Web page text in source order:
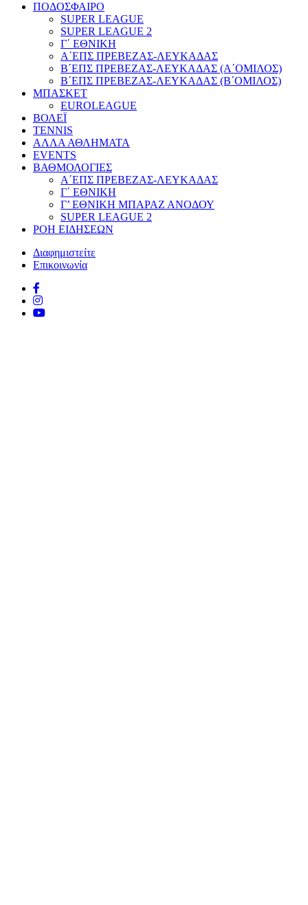
ΠΟΔΟΣΦΑΙΡΟ
SUPER LEAGUE
SUPER LEAGUE 2
Γ΄ ΕΘΝΙΚΗ
Α΄ΕΠΣ ΠΡΕΒΕΖΑΣ-ΛΕΥΚΑΔΑΣ
Β΄ΕΠΣ ΠΡΕΒΕΖΑΣ-ΛΕΥΚΑΔΑΣ (Α΄ΟΜΙΛΟΣ)
Β΄ΕΠΣ ΠΡΕΒΕΖΑΣ-ΛΕΥΚΑΔΑΣ (Β΄ΟΜΙΛΟΣ)
ΜΠΑΣΚΕΤ
EUROLEAGUE
ΒΟΛΕΪ
TENNIS
ΑΛΛΑ ΑΘΛΗΜΑΤΑ
EVENTS
ΒΑΘΜΟΛΟΓΙΕΣ
Α΄ΕΠΣ ΠΡΕΒΕΖΑΣ-ΛΕΥΚΑΔΑΣ
Γ΄ ΕΘΝΙΚΗ
Γ’ ΕΘΝΙΚΗ ΜΠΑΡΑΖ ΑΝΟΔΟΥ
SUPER LEAGUE 2
ΡΟΗ ΕΙΔΗΣΕΩΝ
Διαφημιστείτε
Επικοινωνία